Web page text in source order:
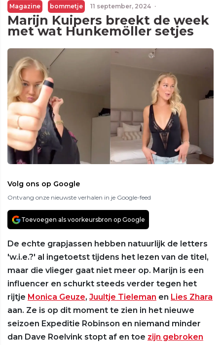
Magazine bommetje 11 september, 2024 ·
Marijn Kuipers breekt de week
met wat Hunkemöller setjes
Volg ons op Google
Ontvang onze nieuwste verhalen in je Google-feed
Toevoegen als voorkeursbron op Google
De echte grapjassen hebben natuurlijk de letters
'w.i.e.?' al ingetoetst tijdens het lezen van de titel,
maar die vlieger gaat niet meer op. Marijn is een
influencer en schurkt steeds verder tegen het
rijtje Monica Geuze, Juultje Tieleman en Lies Zhara
aan. Ze is op dit moment te zien in het nieuwe
seizoen Expeditie Robinson en niemand minder
dan Dave Roelvink stopt af en toe zijn gebroken